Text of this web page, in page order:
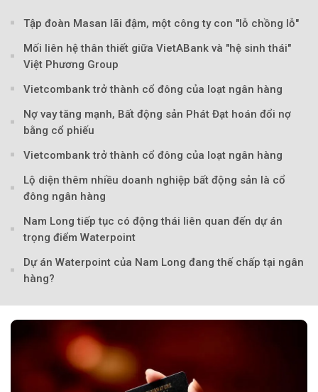
Tập đoàn Masan lãi đậm, một công ty con "lỗ chồng lỗ"
Mối liên hệ thân thiết giữa VietABank và "hệ sinh thái"
Việt Phương Group
Vietcombank trở thành cổ đông của loạt ngân hàng
Nợ vay tăng mạnh, Bất động sản Phát Đạt hoán đổi nợ
bằng cổ phiếu
Vietcombank trở thành cổ đông của loạt ngân hàng
Lộ diện thêm nhiều doanh nghiệp bất động sản là cổ
đông ngân hàng
Nam Long tiếp tục có động thái liên quan đến dự án
trọng điểm Waterpoint
Dự án Waterpoint của Nam Long đang thế chấp tại ngân
hàng?